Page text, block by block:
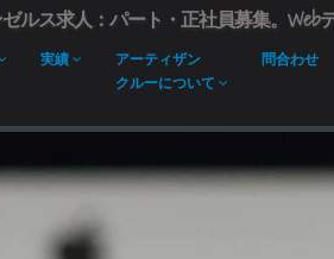
ルス求人：パート・正社員募集。Web
実績
アーティザン
クルーについて
問合わせ